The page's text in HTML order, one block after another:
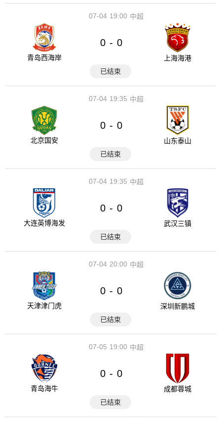
19:00
07-04 中超
青岛西海岸
0 - 0
上海海港
已结束
19:35
07-04 中超
北京国安
0 - 0
山东泰山
已结束
19:35
07-04 中超
大连英博海发
0 - 0
武汉三镇
已结束
20:00
07-04 中超
天津津门虎
0 - 0
深圳新鹏城
已结束
19:00
07-05 中超
青岛海牛
0 - 0
成都蓉城
已结束